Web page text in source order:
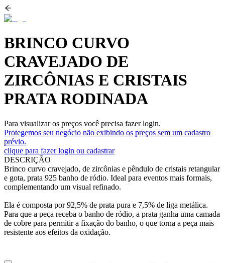
BRINCO CURVO
CRAVEJADO DE
ZIRCÔNIAS E CRISTAIS
PRATA RODINADA
Para visualizar os preços você precisa fazer login.
Protegemos seu negócio não exibindo os preços sem um cadastro
prévio.
clique para fazer login ou cadastrar
DESCRIÇÃO
Brinco curvo cravejado, de zircônias e pêndulo de cristais retangular
e gota, prata 925 banho de ródio. Ideal para eventos mais formais,
complementando um visual refinado.
Ela é composta por 92,5% de prata pura e 7,5% de liga metálica.
Para que a peça receba o banho de ródio, a prata ganha uma camada
de cobre para permitir a fixação do banho, o que torna a peça mais
resistente aos efeitos da oxidação.